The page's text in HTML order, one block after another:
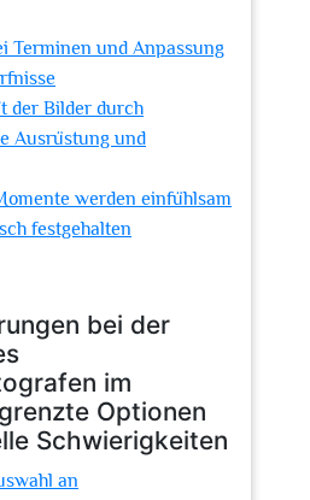
Terminen und Anpassung
der Bilder durch
Ausrüstung und
werden einfühlsam
festgehalten
bei der
im
Optionen
Schwierigkeiten
an